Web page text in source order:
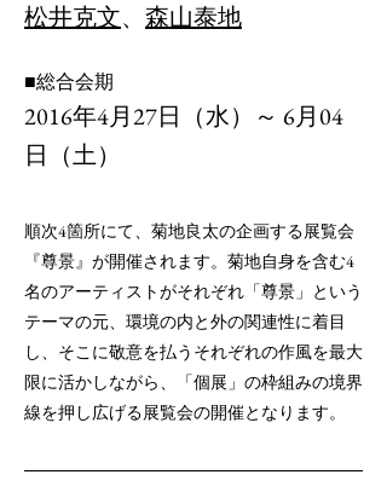
松井克文、 森山泰地
■総合会期
2016年4月27日（水）～ 6月04
日（土）
順次4箇所にて、菊地良太の企画する展覧会
『尊景』が開催されます。 菊地自身を含む4
名のアーティストがそれぞれ 「尊景」という
テーマの元、 環境の内と外の関連性に着目
し、 そこに敬意を払うそれぞれの作風を最大
限に活かしながら、
「個展」の枠組みの境界
線を押し広げる展覧会の開催となります。